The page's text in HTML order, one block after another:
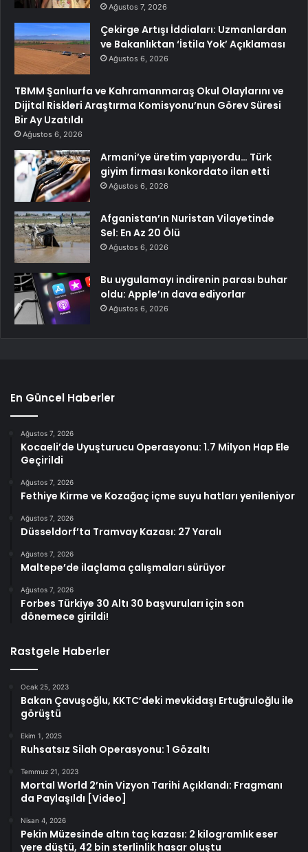
Ağustos 7, 2026
Çekirge Artışı İddiaları: Uzmanlardan
ve Bakanlıktan ‘İstila Yok’ Açıklaması
Ağustos 6, 2026
TBMM Şanlıurfa ve Kahramanmaraş Okul Olaylarını ve
Dijital Riskleri Araştırma Komisyonu’nun Görev Süresi
Bir Ay Uzatıldı
Ağustos 6, 2026
Armani’ye üretim yapıyordu… Türk
giyim firması konkordato ilan etti
Ağustos 6, 2026
Afganistan’ın Nuristan Vilayetinde
Sel: En Az 20 Ölü
Ağustos 6, 2026
Bu uygulamayı indirenin parası buhar
oldu: Apple’ın dava ediyorlar
Ağustos 6, 2026
En Güncel Haberler
Ağustos 7, 2026
Kocaeli’de Uyuşturucu Operasyonu: 1.7 Milyon Hap Ele
Geçirildi
Ağustos 7, 2026
Fethiye Kirme ve Kozağaç içme suyu hatları yenileniyor
Ağustos 7, 2026
Düsseldorf’ta Tramvay Kazası: 27 Yaralı
Ağustos 7, 2026
Maltepe’de ilaçlama çalışmaları sürüyor
Ağustos 7, 2026
Forbes Türkiye 30 Altı 30 başvuruları için son
dönemece girildi!
Rastgele Haberler
Ocak 25, 2023
Bakan Çavuşoğlu, KKTC’deki mevkidaşı Ertuğruloğlu ile
görüştü
Ekim 1, 2025
Ruhsatsız Silah Operasyonu: 1 Gözaltı
Temmuz 21, 2023
Mortal World 2’nin Vizyon Tarihi Açıklandı: Fragmanı
da Paylaşıldı [Video]
Nisan 4, 2026
Pekin Müzesinde altın taç kazası: 2 kilogramlık eser
yere düştü, 42 bin sterlinlik hasar oluştu